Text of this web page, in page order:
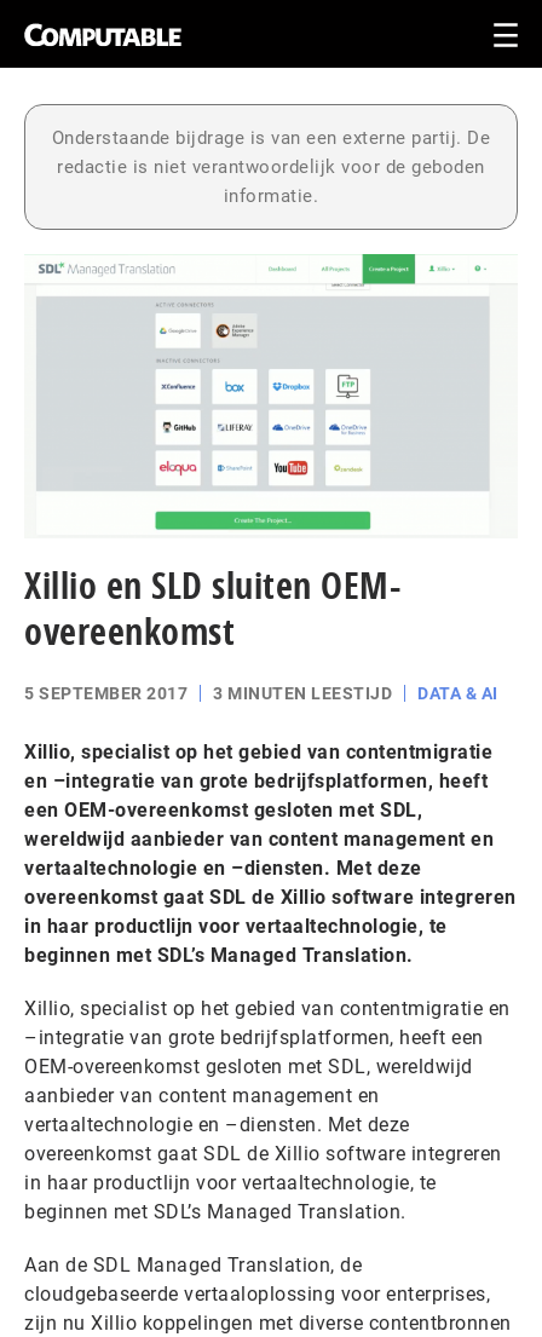
Onderstaande bijdrage is van een externe partij. De
redactie is niet verantwoordelijk voor de geboden
informatie.
Xillio en SLD sluiten OEM-
overeenkomst
5 SEPTEMBER 2017 3 MINUTEN LEESTIJD DATA & AI
Xillio, specialist op het gebied van contentmigratie
en –integratie van grote bedrijfsplatformen, heeft
een OEM-overeenkomst gesloten met SDL,
wereldwijd aanbieder van content management en
vertaaltechnologie en –diensten. Met deze
overeenkomst gaat SDL de Xillio software integreren
in haar productlijn voor vertaaltechnologie, te
beginnen met SDL’s Managed Translation.
Xillio, specialist op het gebied van contentmigratie en
–integratie van grote bedrijfsplatformen, heeft een
OEM-overeenkomst gesloten met SDL, wereldwijd
aanbieder van content management en
vertaaltechnologie en –diensten. Met deze
overeenkomst gaat SDL de Xillio software integreren
in haar productlijn voor vertaaltechnologie, te
beginnen met SDL’s Managed Translation.
Aan de SDL Managed Translation, de
cloudgebaseerde vertaaloplossing voor enterprises,
zijn nu Xillio koppelingen met diverse contentbronnen